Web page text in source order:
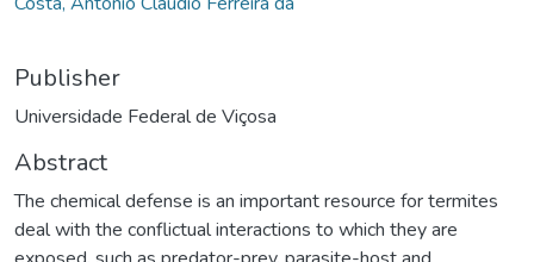
Publisher
Universidade Federal de Viçosa
Abstract
The chemical defense is an important resource for termites
deal with the conflictual interactions to which they are